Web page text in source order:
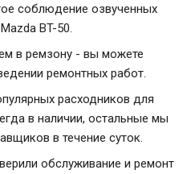
соблюдение озвученных
BT-50.
в ремзону - вы можете
ремонтных работ.
расходников для
в наличии, остальные мы
в течение суток.
обслуживание и ремонт